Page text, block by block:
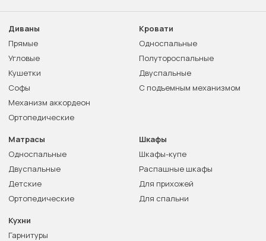
Диваны
Прямые
Угловые
Кушетки
Софы
Механизм аккордеон
Ортопедические
Кровати
Односпальные
Полутороспальные
Двуспальные
С подъемным механизмом
Матрасы
Односпальные
Двуспальные
Детские
Ортопедические
Шкафы
Шкафы-купе
Распашные шкафы
Для прихожей
Для спальни
Кухни
Гарнитуры